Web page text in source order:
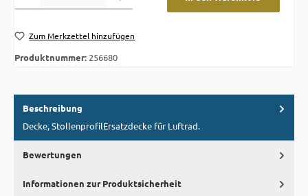
Zum Merkzettel hinzufügen
Produktnummer: 256680
Beschreibung
Decke, StollenprofilErsatzdecke für Luftrad.
Bewertungen
Informationen zur Produktsicherheit